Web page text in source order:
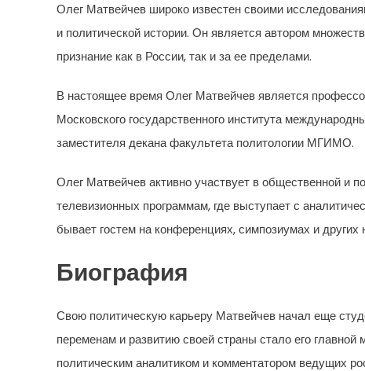
Олег Матвейчев широко известен своими
и политической истории. Он является автором
признание как в России, так и за ее пределами.
В настоящее время Олег Матвейчев является
Московского государственного института
заместителя декана факультета политологии МГИМО.
Олег Матвейчев активно участвует в общественной и
телевизионных программам, где выступает с
бывает гостем на конференциях, симпозиумах и
Биография
Свою политическую карьеру Матвейчев начал еще
переменам и развитию своей страны стало его
политическим аналитиком и комментатором ведущих